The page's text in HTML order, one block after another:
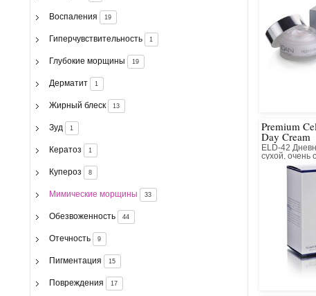
Воспаления 19
Гиперчувствительность 1
Глубокие морщины 19
Дерматит 1
Жирный блеск 13
Зуд 1
Кератоз 1
Купероз 8
Мимические морщины 33
Обезвоженность 44
Отечность 9
Пигментация 15
Повреждения 17
Premium
Day Cream
ELD-42
сухой, очень
нормальной,